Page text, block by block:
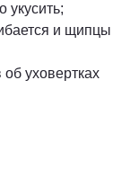
укусить;
и щипцы